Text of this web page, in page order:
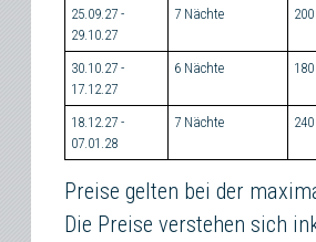
25.09.27 -
29.10.27
7 Nächte
30.10.27 -
17.12.27
6 Nächte
18.12.27 -
07.01.28
7 Nächte
Preise gelten bei der
Die Preise verstehen sich